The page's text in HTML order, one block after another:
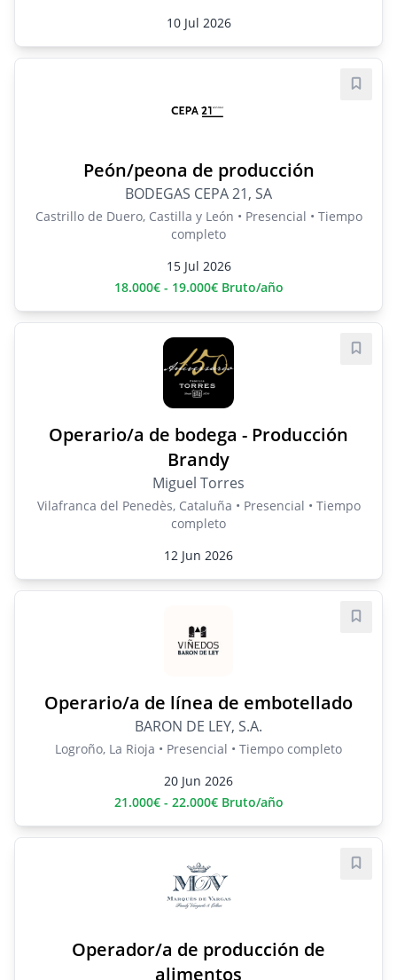
10 Jul 2026
Peón/peona de producción
BODEGAS CEPA 21, SA
Castrillo de Duero, Castilla y León • Presencial • Tiempo
completo
15 Jul 2026
18.000€ - 19.000€ Bruto/año
Operario/a de bodega - Producción
Brandy
Miguel Torres
Vilafranca del Penedès, Cataluña • Presencial • Tiempo
completo
12 Jun 2026
Operario/a de línea de embotellado
BARON DE LEY, S.A.
Logroño, La Rioja • Presencial • Tiempo completo
20 Jun 2026
21.000€ - 22.000€ Bruto/año
Operador/a de producción de
alimentos